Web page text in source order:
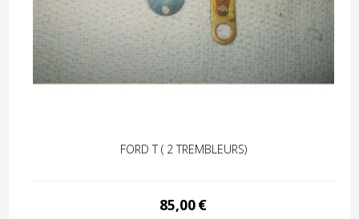
FORD T ( 2 TREMBLEURS)
85,00€